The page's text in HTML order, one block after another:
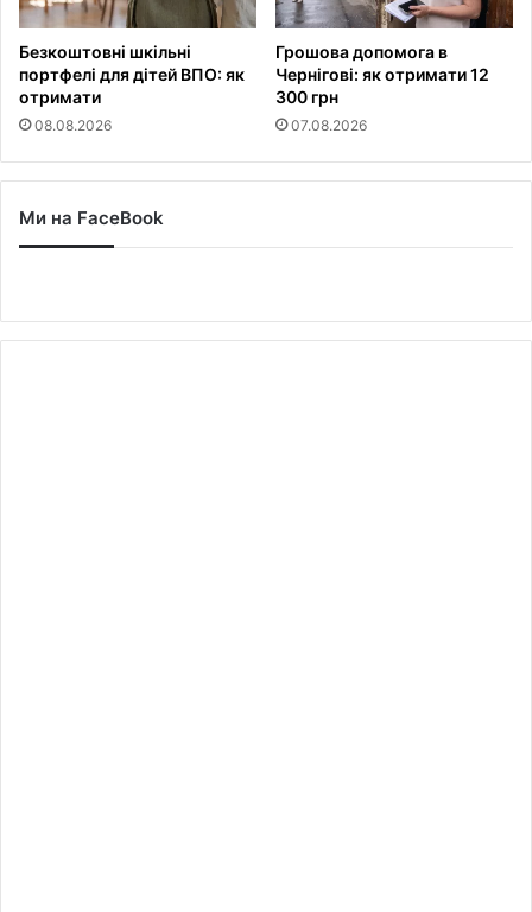
Безкоштовні шкільні
портфелі для дітей ВПО: як
отримати
08.08.2026
Грошова допомога в
Чернігові: як отримати 12
300 грн
07.08.2026
Ми на FaceBook